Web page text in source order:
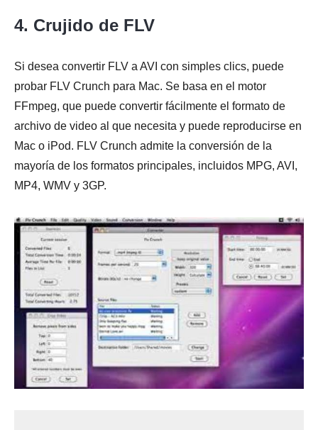
4. Crujido de FLV
Si desea convertir FLV a AVI con simples clics, puede
probar FLV Crunch para Mac. Se basa en el motor
FFmpeg, que puede convertir fácilmente el formato de
archivo de video al que necesita y puede reproducirse en
Mac o iPod. FLV Crunch admite la conversión de la
mayoría de los formatos principales, incluidos MPG, AVI,
MP4, WMV y 3GP.